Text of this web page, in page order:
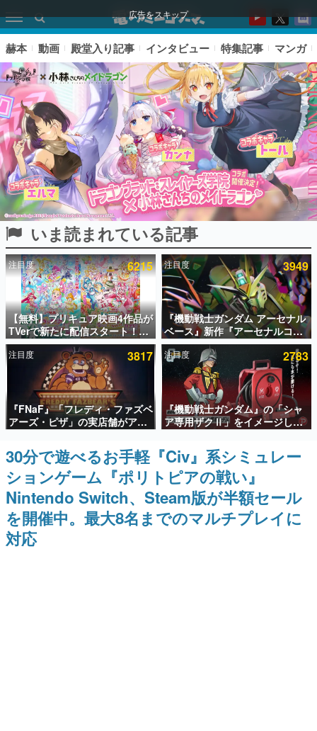
広告をスキップ
ピックアップ
電ファミのいま読まれている記事ランキング
アプリセール情報
インタビュー
連載・特集一覧
殿堂入り記事
SNS拡散数が数千以上！ ページビュー数万以上！ などな
ど。多くの人々に読まれた、電ファミ渾身の“殿堂入り”記
事をまとめました。
ゲームの企画書
名作ゲームクリエイターの方々に製作時のエピソードをお
聞きし、ヒットする企画（ゲーム）とは何か？を探ってい
きます。
赫本
この物語を解いてはいけない。『赫本』は、〈試験問題〉
赫本 動画 殿堂入り記事 インタビュー 特集記事 マンガ
いま読まれている記事
注目度 6215
【無料】プリキュア映画4作品が
TVerで新たに配信スタート！な
んと2018年～2024年の映画ほぼ
すべてが見放題に、ぶっちゃけ
ありえないラインナップ
注目度 3949
『機動戦士ガンダム アーセナル
ベース』新作『アーセナルコマ
ンダー』発表！8月28日からオ
ープンベータテスト開催、2027
年2月下旬に稼働予定
注目度 3817
『FNaF』「フレディ・ファズベ
アーズ・ピザ」の実店舗がアメ
リカの商業施設「American
Dream」に2027年オープン！
ScottGamesとの共同開発、食
事だけでなくステージショーや
没入型のホラー体験も楽しめる
注目度 2783
『機動戦士ガンダム』の「シャ
ア専用ザクⅡ」をイメージした
散水ホースリールが予約開始。
本体にはシャアのパーソナルマ
ークやジオン公国軍のエンブレ
ム、型式番号などを配置
30分で遊べるお手軽『Civ』系シミュレー
ションゲーム『ポリトピアの戦い』
Nintendo Switch、Steam版が半額セール
を開催中。最大8名までのマルチプレイに
対応